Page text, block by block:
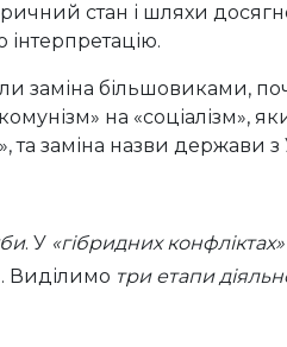
стан і шляхи
інтерпретацію.
заміна більшовиками,
на «соціалізм»,
та заміна назви держави
. У «гібридних конфліктах»
Виділимо три етапи